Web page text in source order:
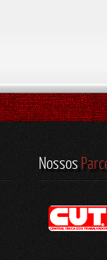
Nossos